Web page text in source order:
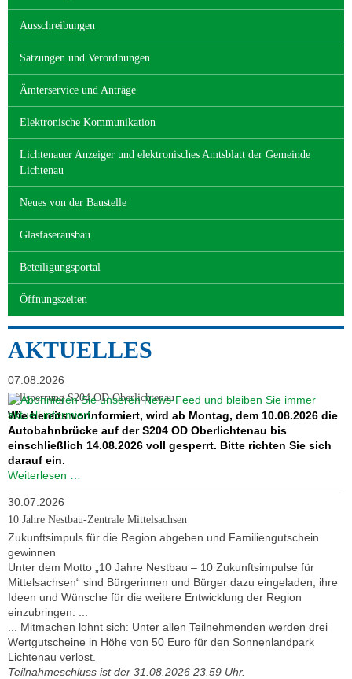
Ausschreibungen
Satzungen und Verordnungen
Ämterservice und Anträge
Elektronische Kommunikation
Lichtenauer Anzeiger und elektronisches Amtsblatt der Gemeinde
Lichtenau
Neues von der Baustelle
Glasfaserausbau
Beteiligungsportal
Öffnungszeiten
AKTUELLES
07.08.2026
Vollsperrung S204 OD Oberlichtenau
Wie bereits vorinformiert, wird ab Montag, dem 10.08.2026 die
Autobahnbrücke auf der S204 OD Oberlichtenau bis
einschließlich 14.08.2026 voll gesperrt. Bitte richten Sie sich
darauf ein.
Weiterlesen …
S204
Oberlichtenau
30.07.2026
10 Jahre Nestbau-Zentrale Mittelsachsen
Zukunftsimpuls für die Region abgeben und Familiengutschein
gewinnen
Unter dem Motto „10 Jahre Nestbau – 10 Zukunftsimpulse für
Mittelsachsen“ sind Bürgerinnen und Bürger dazu eingeladen, ihre
Ideen und Wünsche für die weitere Entwicklung der Region
einzubringen. ...
... Mitmachen lohnt sich: Unter allen Teilnehmenden werden drei
Wertgutscheine in Höhe von 50 Euro für den Sonnenlandpark
Lichtenau verlost.
Teilnahmeschluss ist der 31.08.2026 23.59 Uhr.